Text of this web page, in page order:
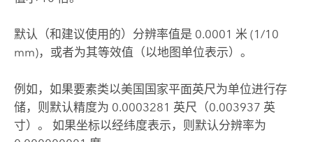
默认（和建议使用的）分辨率值是 0.0001 米 (1/10
mm)，或者为其等效值（以地图单位表示）。
例如，如果要素类以美国国家平面英尺为单位进行存
储，则默认精度为 0.0003281 英尺（0.003937 英
寸）。 如果坐标以经纬度表示，则默认分辨率为